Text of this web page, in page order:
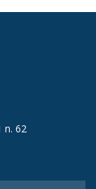
n. 62